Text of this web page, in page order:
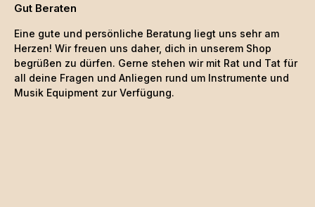
Gut Beraten
Eine gute und persönliche Beratung liegt uns sehr am
Herzen! Wir freuen uns daher, dich in unserem Shop
begrüßen zu dürfen. Gerne stehen wir mit Rat und Tat für
all deine Fragen und Anliegen rund um Instrumente und
Musik Equipment zur Verfügung.